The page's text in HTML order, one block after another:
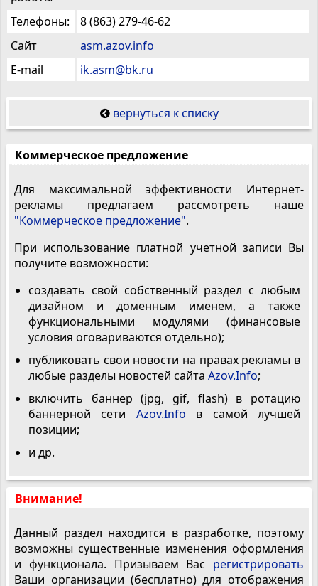
Телефоны:
8 (863) 279-46-62
Сайт
asm.azov.info
E-mail
ik.asm@bk.ru
вернуться к списку
Коммерческое предложение
Для максимальной эффективности Интернет-
рекламы предлагаем рассмотреть наше
"Коммерческое предложение".
При использование платной учетной записи Вы
получите возможности:
создавать свой собственный раздел с любым
дизайном и доменным именем, а также
функциональными модулями (финансовые
условия оговариваются отдельно);
публиковать свои новости на правах рекламы в
любые разделы новостей сайта Azov.Info;
включить баннер (jpg, gif, flash) в ротацию
баннерной сети Azov.Info в самой лучшей
позиции;
и др.
Внимание!
Данный раздел находится в разработке, поэтому
возможны существенные изменения оформления
и функционала. Призываем Вас регистрировать
Ваши организации (бесплатно) для отображения